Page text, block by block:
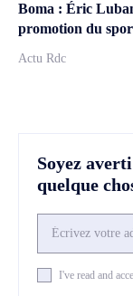
Boma : Éric
promotion du
Actu Rdc
Soyez
quelque
I've read and